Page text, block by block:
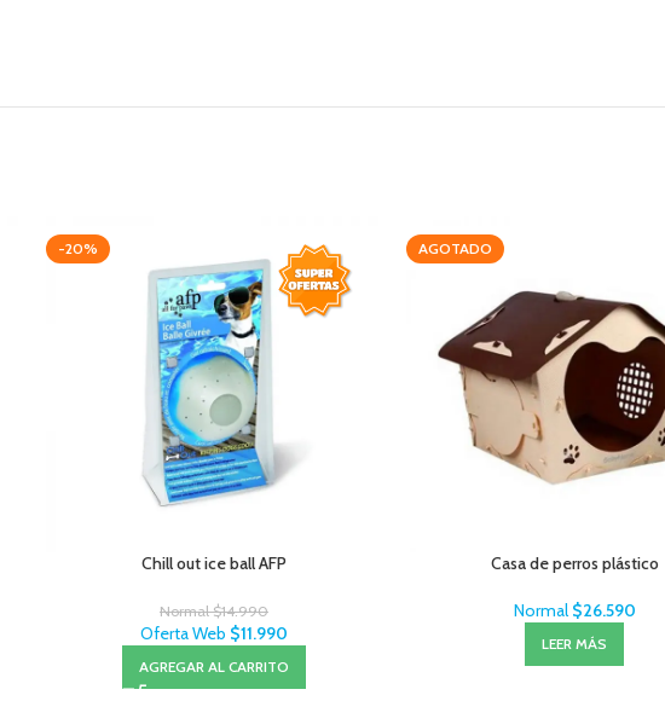
-20%
Chill out ice ball AFP
Normal$14.990
Oferta Web $11.990
AGREGAR AL CARRITO
AGOTADO
Casa de perros plástico
Normal $26.590
LEER MÁS